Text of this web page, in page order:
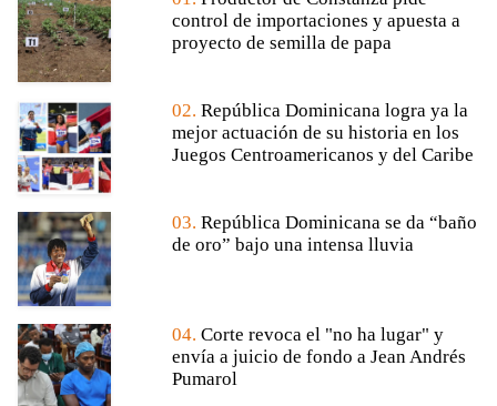
control de importaciones y apuesta a
proyecto de semilla de papa
02. República Dominicana logra ya la
mejor actuación de su historia en los
Juegos Centroamericanos y del Caribe
03. República Dominicana se da “baño
de oro” bajo una intensa lluvia
04. Corte revoca el "no ha lugar" y
envía a juicio de fondo a Jean Andrés
Pumarol